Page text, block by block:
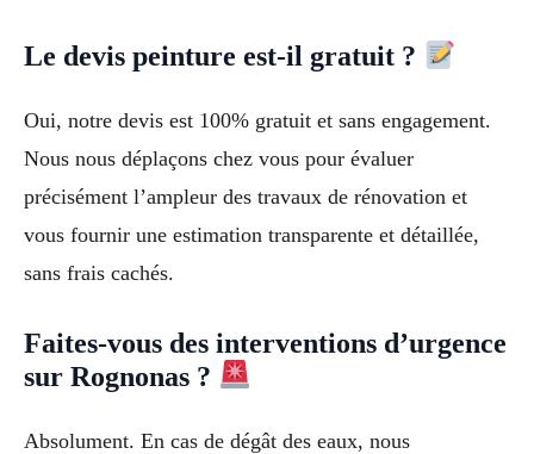
Le devis peinture est-il gratuit ?
Oui, notre devis est 100% gratuit et sans engagement.
Nous nous déplaçons chez vous pour évaluer
précisément l’ampleur des travaux de rénovation et
vous fournir une estimation transparente et détaillée,
sans frais cachés.
Faites-vous des interventions d’urgence
sur Rognonas ?
Absolument. En cas de dégât des eaux, nous